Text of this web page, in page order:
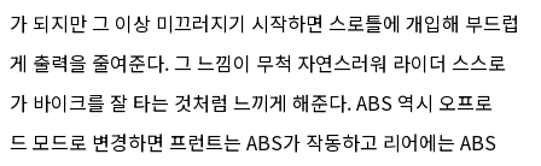
가 되지만 그 이상 미끄러지기 시작하면 스로틀에 개입해 부드럽
게 출력을 줄여준다. 그 느낌이 무척 자연스러워 라이더 스스로
가 바이크를 잘 타는 것처럼 느끼게 해준다. ABS 역시 오프로
드 모드로 변경하면 프런트는 ABS가 작동하고 리어에는 ABS